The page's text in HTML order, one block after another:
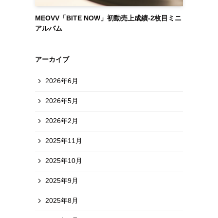
MEOVV「BITE NOW」初動売上成績-2枚目ミニ
アルバム
アーカイブ
2026年6月
2026年5月
2026年2月
2025年11月
2025年10月
2025年9月
2025年8月